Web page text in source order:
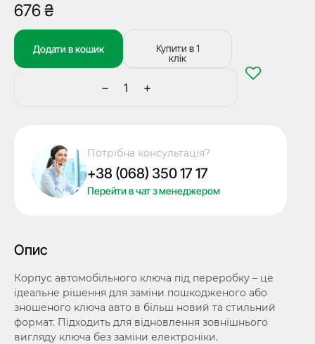
676₴
−
Корпус
Rav
4,
2
кількість
+
Додати в кошик
Купити в 1
клік
Потрібна консультація?
+38 (068) 350 17 17
Перейти в чат з менеджером
Опис
Корпус автомобільного ключа під переробку – це
ідеальне рішення для заміни пошкодженого або
зношеного ключа авто в більш новий та стильний
формат. Підходить для відновлення зовнішнього
вигляду ключа без заміни електроніки.